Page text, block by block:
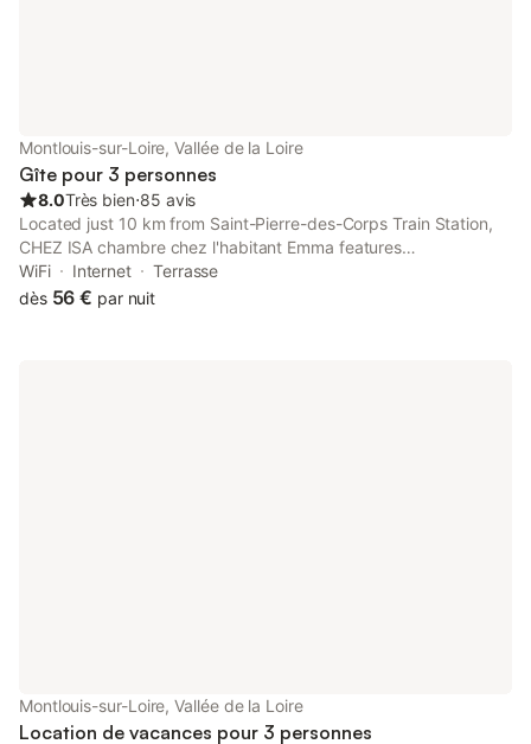
Montlouis-sur-Loire, Vallée de la Loire
Gîte pour 3 personnes
8.0Très bien⋅85 avis
Located just 10 km from Saint-Pierre-des-Corps Train Station,
CHEZ ISA chambre chez l'habitant Emma features
accommodation in Montlouis-sur-Loire with access to a garden,
a terrace, as well as a shared kitchen.
WiFi Internet
Terrasse
dès 56 € par nuit
Montlouis-sur-Loire, Vallée de la Loire
Location de vacances pour 3 personnes